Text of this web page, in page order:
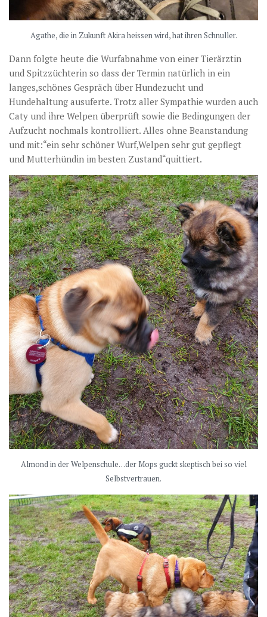
Agathe, die in Zukunft Akira heissen wird, hat ihren Schnuller.
Dann folgte heute die Wurfabnahme von einer Tierärztin
und Spitzzüchterin so dass der Termin natürlich in ein
langes,schönes Gespräch über Hundezucht und
Hundehaltung ausuferte. Trotz aller Sympathie wurden auch
Caty und ihre Welpen überprüft sowie die Bedingungen der
Aufzucht nochmals kontrolliert. Alles ohne Beanstandung
und mit:“ein sehr schöner Wurf,Welpen sehr gut gepflegt
und Mutterhündin im besten Zustand“quittiert.
Almond in der Welpenschule…der Mops guckt skeptisch bei so viel
Selbstvertrauen.